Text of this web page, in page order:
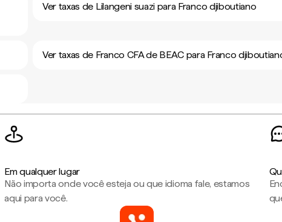
Ver taxas de Lilangeni suazi para Franco djiboutiano
Ver taxas de Franco CFA de BEAC para Franco
Em qualquer lugar
Não importa onde você esteja ou que idioma fale, estamos
aqui para você.